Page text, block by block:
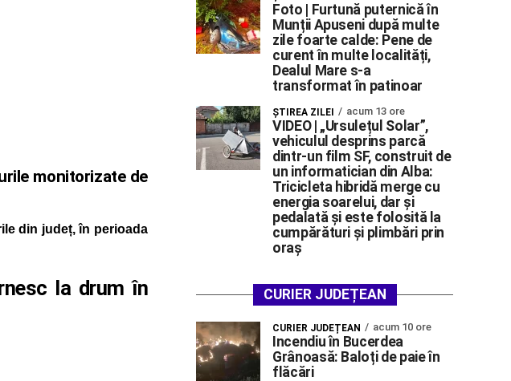
monitorizate de
din județ, în perioada
la drum în
Foto | Furtună puternică în
Munții Apuseni după multe
zile foarte calde: Pene de
curent în multe localități,
Dealul Mare s-a
transformat în patinoar
ŞTIREA ZILEI acum 13 ore
VIDEO | „Ursulețul Solar”,
vehiculul desprins parcă
dintr-un film SF, construit de
un informatician din Alba:
Tricicleta hibridă merge cu
energia soarelui, dar și
pedalată și este folosită la
cumpărături și plimbări prin
oraș
CURIER JUDEȚEAN
CURIER JUDEȚEAN acum 10 ore
Incendiu în Bucerdea
Grânoasă: Baloți de paie în
flăcări